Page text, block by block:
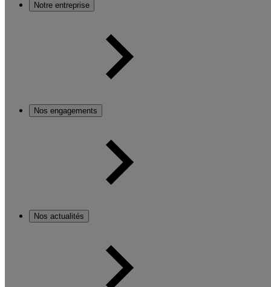
Notre entreprise
Nos engagements
Nos actualités